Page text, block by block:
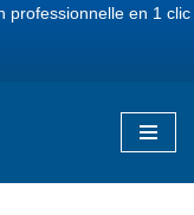
professionnelle en 1 clic